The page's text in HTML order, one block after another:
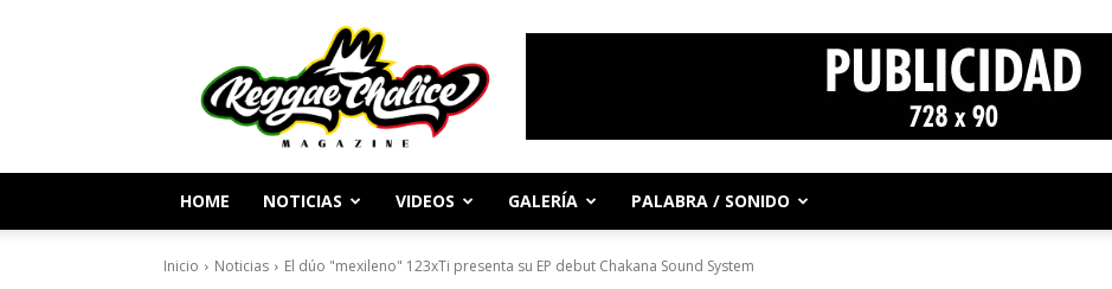
Periodismo
y
Cultura
Reggae
HOME NOTICIAS VIDEOS GALERÍA PALABRA / SONIDO
Inicio Noticias El dúo "mexileno" 123xTi presenta su EP debut Chakana Sound System